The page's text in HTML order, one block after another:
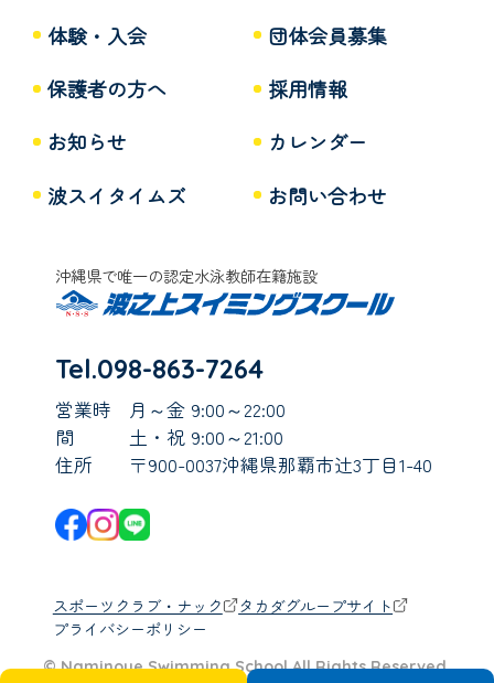
体験・入会
団体会員募集
保護者の方へ
採用情報
お知らせ
カレンダー
波スイタイムズ
お問い合わせ
沖縄県で唯一の認定水泳教師在籍施設
Tel.098-863-7264
営業時
間
月～金 9:00～22:00
土・祝 9:00～21:00
住所
〒900-0037沖縄県那覇市辻3丁目1-40
スポーツクラブ・ナック
タカダグループサイト
プライバシーポリシー
© Naminoue Swimming School All Rights Reserved.